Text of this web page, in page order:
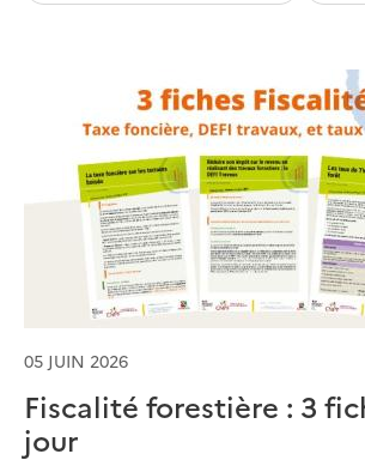
05 JUIN 2026
Fiscalité forestière : 3
jour